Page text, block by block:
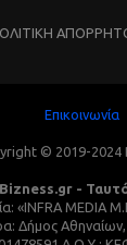
Επικοινωνία
© 2019-2024
Bizness.gr -
«INFRA MEDIA
Δήμος